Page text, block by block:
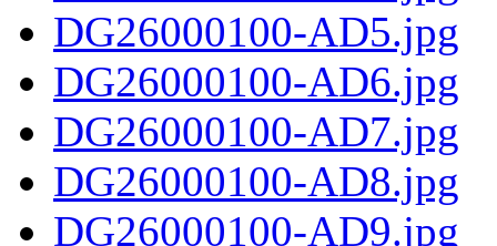
DG26000100-AD5.jpg
DG26000100-AD6.jpg
DG26000100-AD7.jpg
DG26000100-AD8.jpg
DG26000100-AD9.jpg